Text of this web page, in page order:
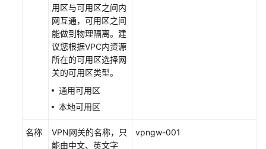
VPN
网
关
续
费
包
包
VPN
用区与可用区之间内
网互通，可用区之间
能做到物理隔离。建
议您根据VPC内资源
所在的可用区选择网
关的可用区类型。
通用可用区
本地可用区
名称
VPN网关的名称，只
能由中文、英文字
vpngw-001